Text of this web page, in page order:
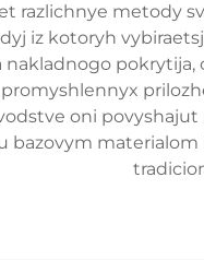
razlichnye metody
iz kotoryh
oni